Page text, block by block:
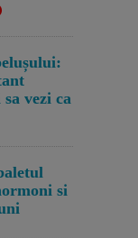
vezi ca
si